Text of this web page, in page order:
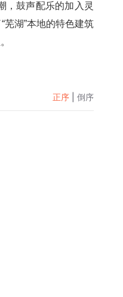
，鼓声配乐的加入灵
湖”本地的特色建筑
正序 倒序